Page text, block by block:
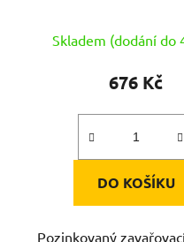
Skladem (dodání do
676 Kč
DO KOŠÍKU
Pozinkovaný